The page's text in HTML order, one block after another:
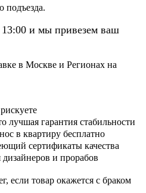
подъезда.
13:00 и мы привезем ваш
в Москве и Регионах на
лучшая гарантия стабильности
в квартиру бесплатно
сертификаты качества
и прорабов
если товар окажется с браком